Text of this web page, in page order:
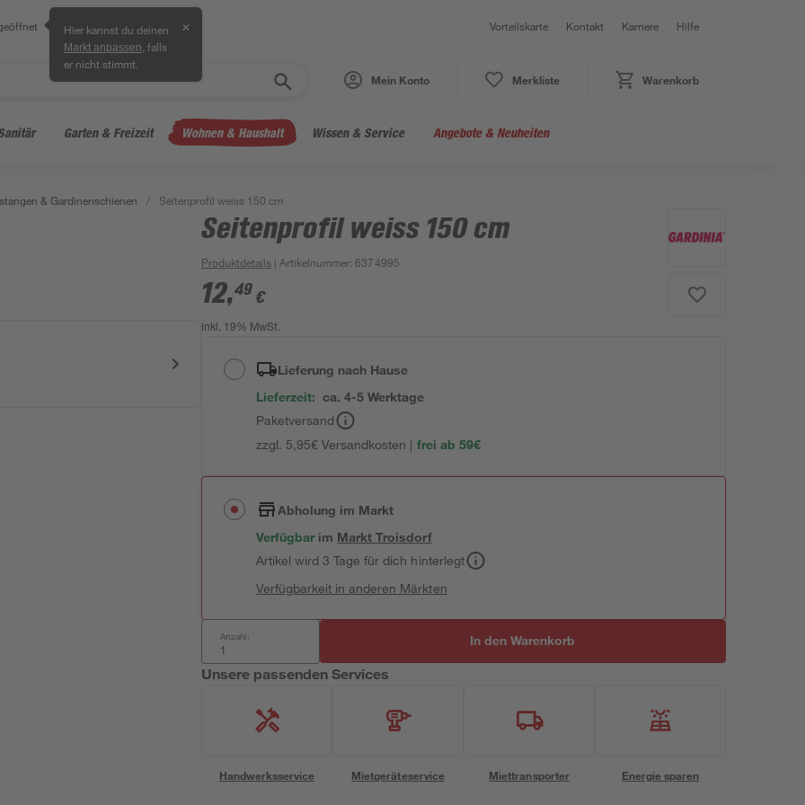
Hier kannst du deinen
Markt anpassen , falls
er nicht stimmt.
✕ Vorteilskarte Kontakt Karriere Hilfe
Mein Konto Merkliste Warenkorb
Garten & Freizeit Wohnen & Haushalt Wissen & Service Angebote & Neuheiten
& Gardinenschienen / Seitenprofil weiss 150 cm
Seitenprofil weiss 150 cm
Produktdetails | Artikelnummer:6374995
12,49 €
inkl. 19% MwSt.
Lieferung nach Hause
Lieferzeit: ca. 4-5 Werktage
Paketversand
zzgl. 5,95€ Versandkosten | frei ab 59€
Abholung im Markt
Verfügbar im MarktTroisdorf
Artikel wird 3 Tage für dich hinterlegt
Verfügbarkeit in anderen Märkten
Anzahl: In den Warenkorb
Unsere passenden Services
Handwerksservice Mietgeräteservice Miettransporter Energie sparen